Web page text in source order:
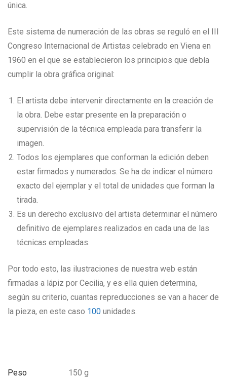
única.
Este sistema de numeración de las obras se reguló en el III
Congreso Internacional de Artistas celebrado en Viena en
1960 en el que se establecieron los principios que debía
cumplir la obra gráfica original:
El artista debe intervenir directamente en la creación de
la obra. Debe estar presente en la preparación o
supervisión de la técnica empleada para transferir la
imagen.
Todos los ejemplares que conforman la edición deben
estar firmados y numerados. Se ha de indicar el número
exacto del ejemplar y el total de unidades que forman la
tirada.
Es un derecho exclusivo del artista determinar el número
definitivo de ejemplares realizados en cada una de las
técnicas empleadas.
Por todo esto, las ilustraciones de nuestra web están
firmadas a lápiz por Cecilia, y es ella quien determina,
según su criterio, cuantas repreducciones se van a hacer de
la pieza, en este caso 100 unidades.
Peso 150 g